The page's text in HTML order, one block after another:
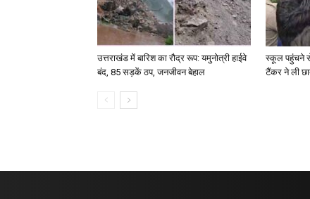
उत्तराखंड में बारिश का रौद्र रूप: यमुनोत्री हाईवे
बंद, 85 सड़कें ठप, जनजीवन बेहाल
स्कूल पहुंचने से
टैंकर ने ली